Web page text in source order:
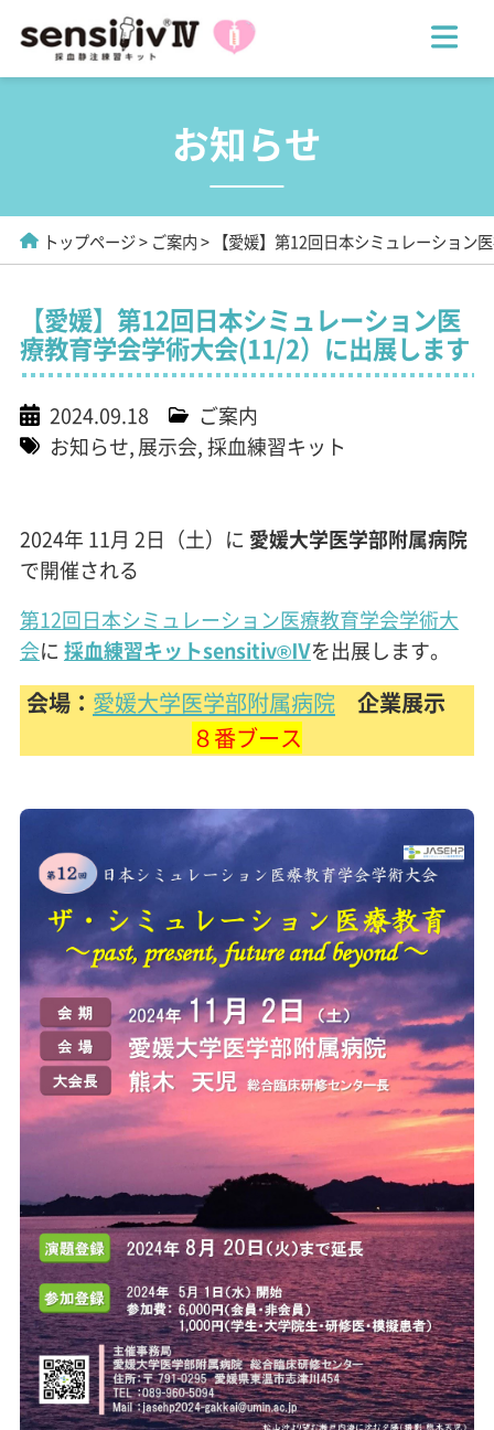
お知らせ
トップページ ご案内 【愛媛】第12回日本シミュレーショ
【愛媛】第12回日本シミュレーション医
療教育学会学術大会(11/2）に出展します
2024.09.18
ご案内
お知らせ 展示会 採血練習キット
2024年 11月 2日（土）に 愛媛大学医学部附属病院
で開催される
第12回日本シミュレーション医療教育学会学術大
会に 採血練習キットsensitiv®Ⅳを出展します。
会場： 愛媛大学医学部附属病院 企業展示
８番ブース